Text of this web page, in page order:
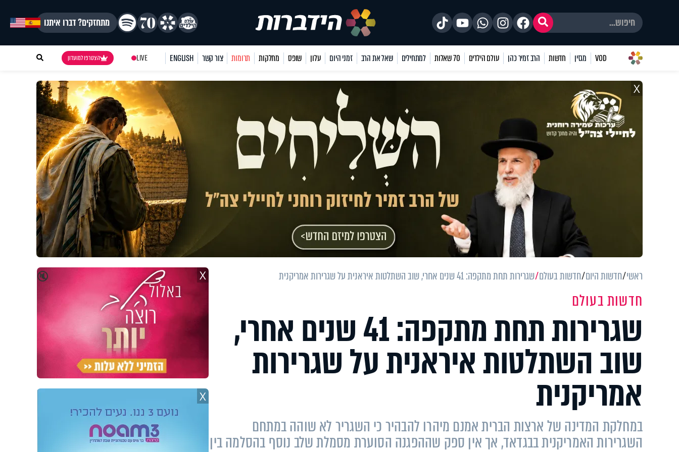
מתחזקים? דברו איתנו
VOD מגזין חדשות הרב זמיר כהן עולם הילדים 70 שאלות למתחילים שאל את הרב זמני היום עלון שופס מחלקות תרומות צור קשר ENGLISH
LIVE הצטרפו למועדון
X
ראשי חדשות היום חדשות בעולם שגרירות תחת מתקפה: 41 שנים אחרי, שוב השתלטות איראנית על שגרירות אמריקנית
חדשות בעולם
שגרירות תחת מתקפה: 41 שנים אחרי,
שוב השתלטות איראנית על שגרירות
אמריקנית
במחלקת המדינה של ארצות הברית אמנם מיהרו להבהיר כי השגריר לא שוהה במתחם
השגרירות האמריקנית בבגדאד, אך אין ספק שההפגנה הסוערת מסמלת שלב נוסף בהסלמה בין
🔇 X
X